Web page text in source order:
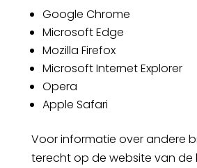
Google Chrome
Microsoft Edge
Mozilla Firefox
Microsoft Internet Explorer
Opera
Apple Safari
Voor informatie over andere
terecht op de website van de